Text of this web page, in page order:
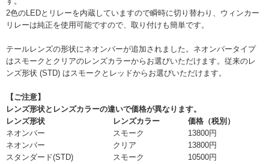
2色のLEDとリレーを内蔵していますので瞬時に切り替わり、ウィンカー
リレーは純正を使用可能ですので、取り付けも簡単です。
テールレンズの形状にネオンバーが追加されました。ネオンバータイプ
はスモークとクリアのレンズカラーからお選びいただけます。従来のレ
ンズ形状 (STD) はスモークとレッドからお選びいただけます。
【ご注意】
レンズ形状とレンズカラーの違いで価格が異なります。
レンズ形状
レンズカラー
価格（税別）
ネオンバー
スモーク
13800円
ネオンバー
クリア
13800円
スタンダード(STD)
スモーク
10500円